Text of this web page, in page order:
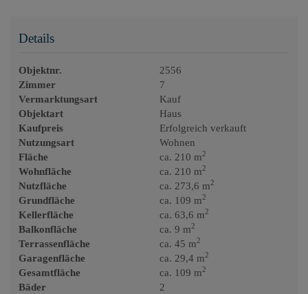
Details
Objektnr.
2556
Zimmer
7
Vermarktungsart
Kauf
Objektart
Haus
Kaufpreis
Erfolgreich verkauft
Nutzungsart
Wohnen
Fläche
ca. 210 m2
Wohnfläche ca. 210 m2
Nutzfläche ca. 273,6 m2
Grundfläche ca. 109 m2
Kellerfläche ca. 63,6 m2
Balkonfläche ca. 9 m2
Terrassenfläche ca. 45 m2
Garagenfläche ca. 29,4 m2
Gesamtfläche ca. 109 m2
Bäder
2